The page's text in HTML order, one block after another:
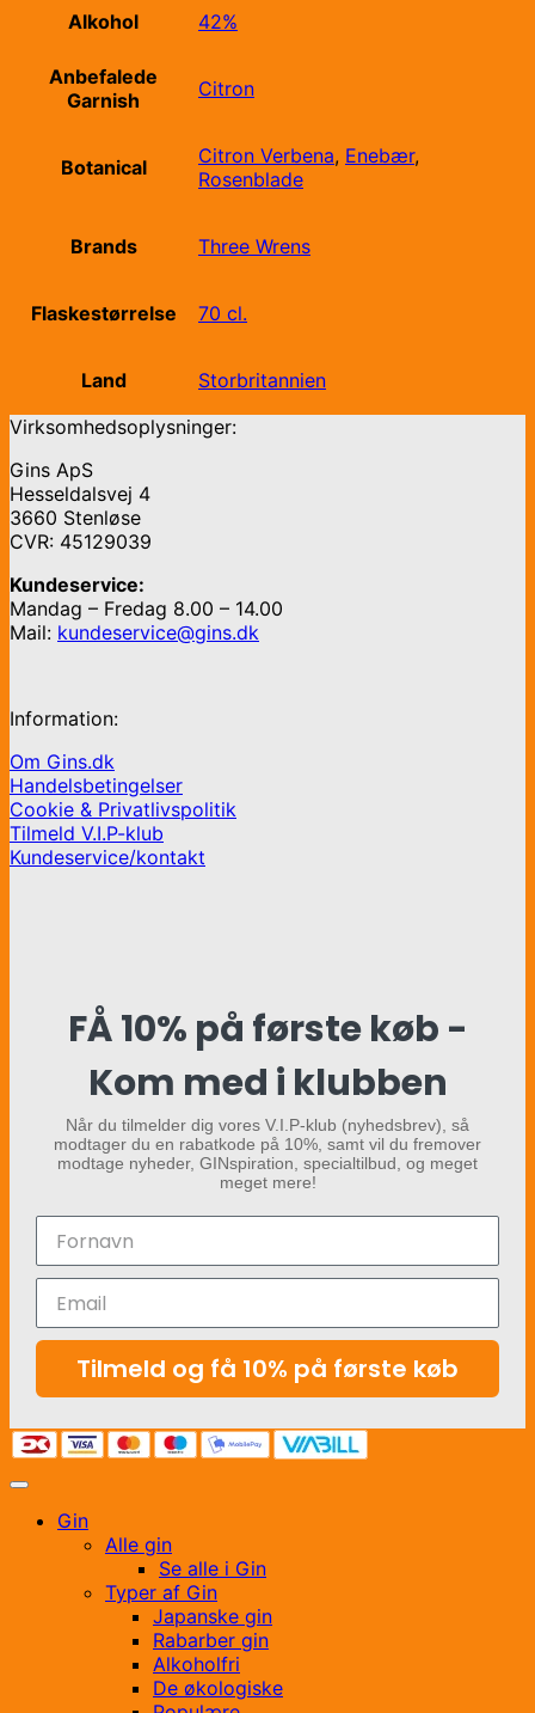
Alkohol
42%
Anbefalede
Garnish
Citron
Botanical Citron Verbena, Enebær,
Rosenblade
Brands Three Wrens
Flaskestørrelse 70 cl.
Land
Storbritannien
Virksomhedsoplysninger:
Gins ApS
Hesseldalsvej 4
3660 Stenløse
CVR: 45129039
Kundeservice:
Mandag – Fredag 8.00 – 14.00
Mail: kundeservice@gins.dk
Information:
Om Gins.dk
Handelsbetingelser
Cookie & Privatlivspolitik
Tilmeld V.I.P-klub
Kundeservice/kontakt
FÅ 10% på første køb -
Kom med i klubben
Når du tilmelder dig vores V.I.P-klub (nyhedsbrev), så
modtager du en rabatkode på 10%, samt vil du fremover
modtage nyheder, GINspiration, specialtilbud, og meget
meget mere!
Tilmeld og få 10% på første køb
Gin
Alle gin
Se alle i Gin
Typer af Gin
Japanske gin
Rabarber gin
Alkoholfri
De økologiske